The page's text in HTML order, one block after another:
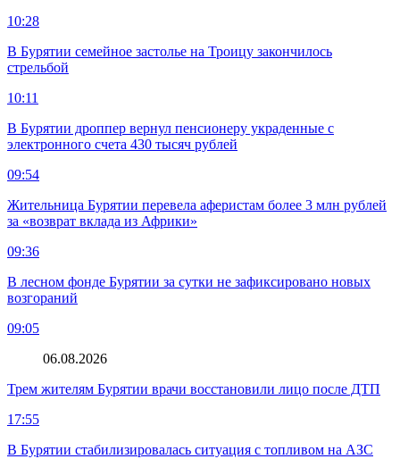
10:28
В Бурятии семейное застолье на Троицу закончилось
стрельбой
10:11
В Бурятии дроппер вернул пенсионеру украденные с
электронного счета 430 тысяч рублей
09:54
Жительница Бурятии перевела аферистам более 3 млн рублей
за «возврат вклада из Африки»
09:36
В лесном фонде Бурятии за сутки не зафиксировано новых
возгораний
09:05
06.08.2026
Трем жителям Бурятии врачи восстановили лицо после ДТП
17:55
В Бурятии стабилизировалась ситуация с топливом на АЗС